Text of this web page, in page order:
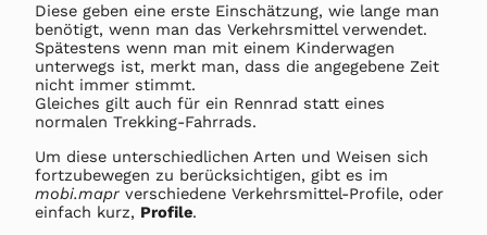
Diese geben eine erste Einschätzung, wie lange man
benötigt, wenn man das Verkehrsmittel verwendet.
Spätestens wenn man mit einem Kinderwagen
unterwegs ist, merkt man, dass die angegebene Zeit
nicht immer stimmt.
Gleiches gilt auch für ein Rennrad statt eines
normalen Trekking-Fahrrads.
Um diese unterschiedlichen Arten und Weisen sich
fortzubewegen zu berücksichtigen, gibt es im
mobi.mapr verschiedene Verkehrsmittel-Profile, oder
einfach kurz, Profile.